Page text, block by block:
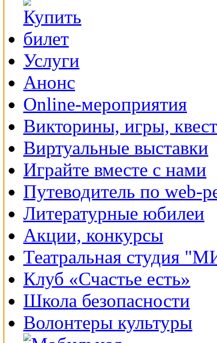
Услуги
Анонс
Online-мероприятия
Викторины, игры,
Виртуальные выставки
Играйте вместе с нами
Путеводитель по web-
Литературные юбилеи
Акции, конкурсы
Театральная студия
Клуб «Счастье есть»
Школа безопасности
Волонтеры культуры